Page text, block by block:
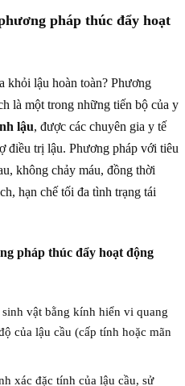
pháp thúc đẩy hoạt
khỏi lậu hoàn toàn? Phương
là một trong những tiến bộ của y
lậu, được các chuyên gia y tế
điều trị lậu. Phương pháp với tiêu
không chảy máu, đồng thời
hạn chế tối đa tình trạng tái
pháp thúc đẩy hoạt động
vật bằng kính hiển vi quang
của lậu cầu (cấp tính hoặc mãn
xác đặc tính của lậu cầu, sử